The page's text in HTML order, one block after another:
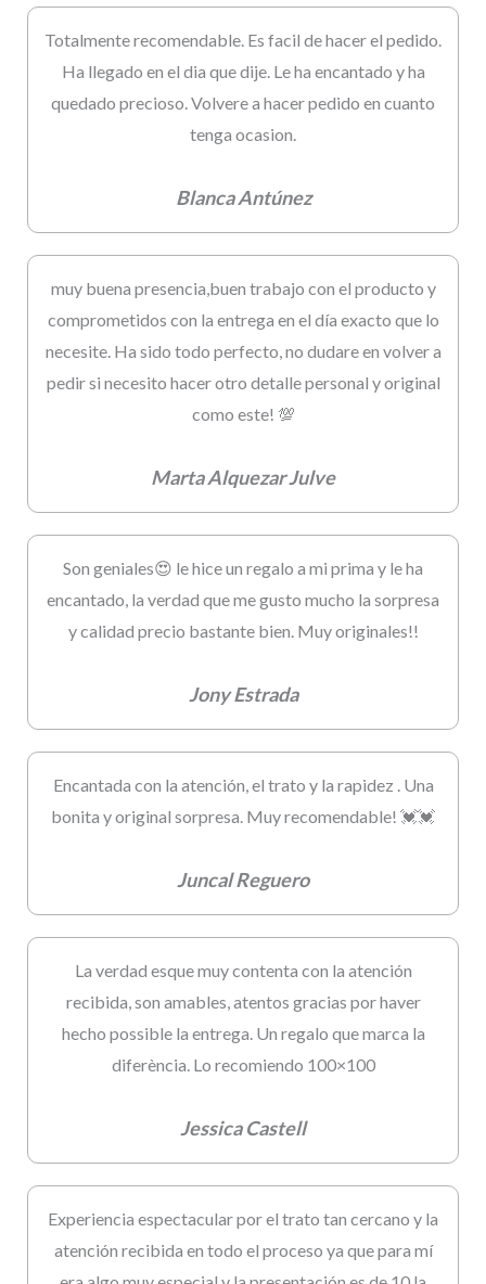
Totalmente recomendable. Es facil de hacer el pedido.
Ha llegado en el dia que dije. Le ha encantado y ha
quedado precioso. Volvere a hacer pedido en cuanto
tenga ocasion.
Blanca Antúnez
muy buena presencia,buen trabajo con el producto y
comprometidos con la entrega en el día exacto que lo
necesite. Ha sido todo perfecto, no dudare en volver a
pedir si necesito hacer otro detalle personal y original
como este! 💯
Marta Alquezar Julve
Son geniales😍 le hice un regalo a mi prima y le ha
encantado, la verdad que me gusto mucho la sorpresa
y calidad precio bastante bien. Muy originales!!
Jony Estrada
Encantada con la atención, el trato y la rapidez . Una
bonita y original sorpresa. Muy recomendable! 💓💓
Juncal Reguero
La verdad esque muy contenta con la atención
recibida, son amables, atentos gracias por haver
hecho possible la entrega. Un regalo que marca la
diferència. Lo recomiendo 100×100
Jessica Castell
Experiencia espectacular por el trato tan cercano y la
atención recibida en todo el proceso ya que para mí